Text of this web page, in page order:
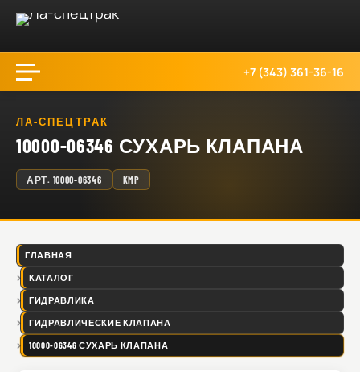
+7 (343) 361-36-16
ЛА-СПЕЦТРАК
10000-06346 СУХАРЬ КЛАПАНА
АРТ. 10000-06346 KMP
ГЛАВНАЯ
КАТАЛОГ
ГИДРАВЛИКА
ГИДРАВЛИЧЕСКИЕ КЛАПАНА
10000-06346 СУХАРЬ КЛАПАНА